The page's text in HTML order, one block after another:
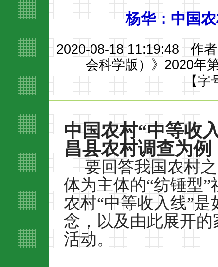
杨华：中国
2020-08-18 11:19:48 作
会科学版）》2020年
【字
中国农村“中等收
昌县农村调查为例
要回答我国农村
体为主体的“纺锤型
农村“中等收入线”
念，以及由此展开
活动。
作者简介